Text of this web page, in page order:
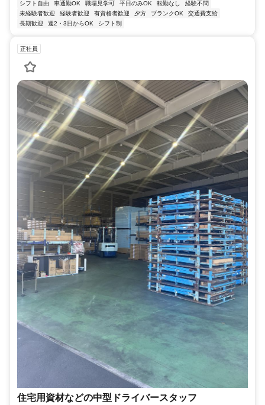
シフト自由 車通勤OK 職場見学可 平日のみOK 転勤なし
経験不問
未経験者歓迎
経験者歓迎 有資格者歓迎 夕方 ブランクOK
交通費支給
長期歓迎
週2・3日からOK シフト制
正社員
住宅用資材などの中型ドライバースタッフ